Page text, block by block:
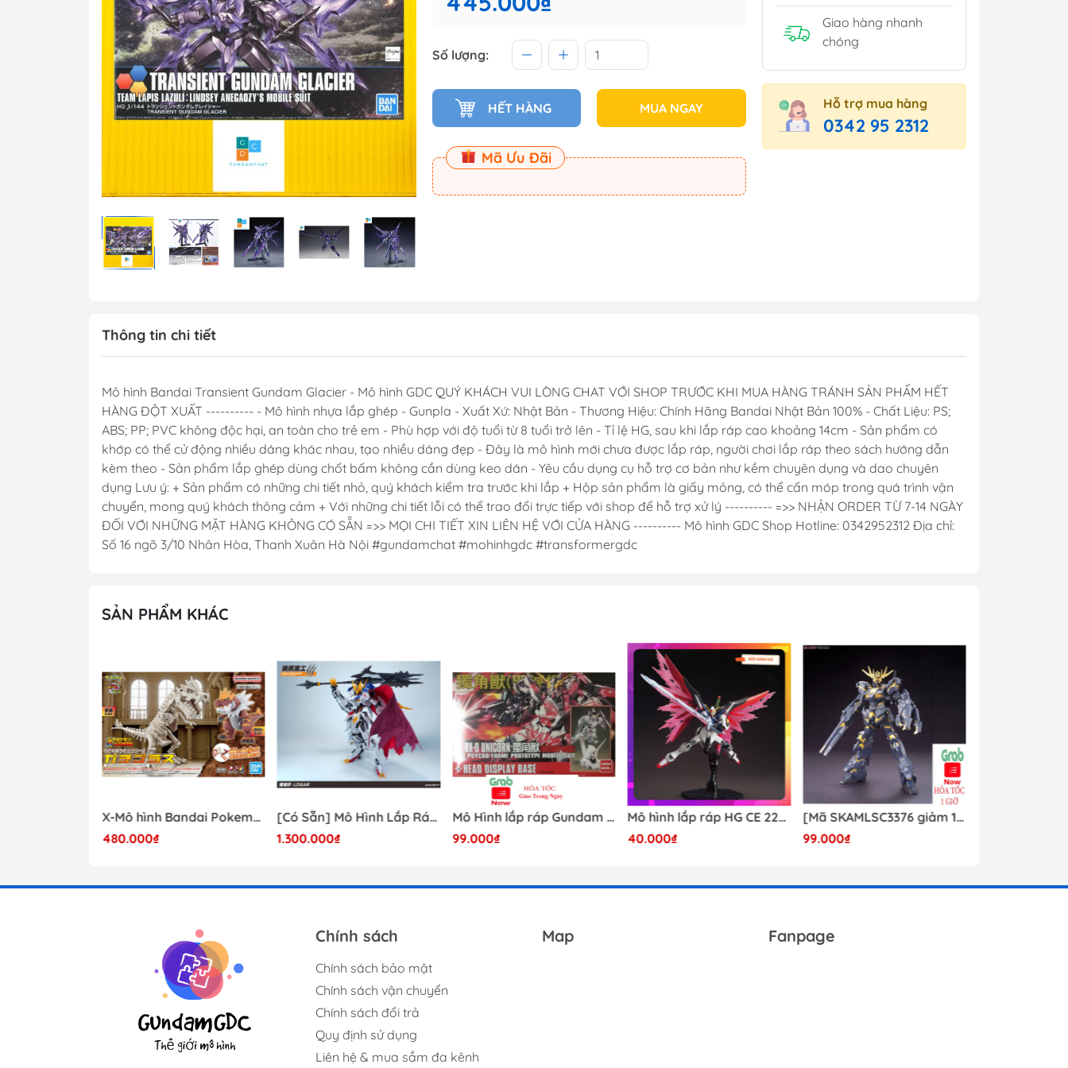
MG 1/100 Gundam (Master
Grade)
MGEX Gundam ( Master
Grade Ver.ka)
PG Gundam (Perfect
Grade)
Mega Size Gundam
Gundam Bandai
Gundam Daban
Gundam Jijia
Dụng Cụ Stedi
Sơn Jumpwind
Dụng Cụ Ustar - Phụ Kiện
Mô Hình
Phụ kiện Tamiya
Bút kẻ ( tô, bút lông, cọ)
Sơn, Dụng Cụ Mr Hobby
Sơn Sunin 7
Sơn Gaia
Số lượng:
HẾT HÀNG MUA NGAY
Mã Ưu Đãi
Giao hàng nhanh
chóng
Hỗ trợ mua hàng
0342 95 2312
Thông tin chi tiết
Mô hình Bandai Transient Gundam Glacier - Mô hình GDC QUÝ KHÁCH VUI LÒNG CHAT VỚI SHOP TRƯỚC KHI MUA HÀNG TRÁNH SẢN PHẨM HẾT
HÀNG ĐỘT XUẤT ---------- - Mô hình nhựa lắp ghép - Gunpla - Xuất Xứ: Nhật Bản - Thương Hiệu: Chính Hãng Bandai Nhật Bản 100% - Chất Liệu: PS;
ABS; PP; PVC không độc hại, an toàn cho trẻ em - Phù hợp với độ tuổi từ 8 tuổi trở lên - Tỉ lệ HG, sau khi lắp ráp cao khoảng 14cm - Sản phẩm có
khớp có thể cử động nhiều dáng khác nhau, tạo nhiều dáng đẹp - Đây là mô hình mới chưa được lắp ráp, người chơi lắp ráp theo sách hướng dẫn
kèm theo - Sản phẩm lắp ghép dùng chốt bấm không cần dùng keo dán - Yêu cầu dụng cụ hỗ trợ cơ bản như kềm chuyên dụng và dao chuyên
dụng Lưu ý: + Sản phẩm có những chi tiết nhỏ, quý khách kiểm tra trước khi lắp + Hộp sản phẩm là giấy mỏng, có thể cấn móp trong quá trình vận
chuyển, mong quý khách thông cảm + Với những chi tiết lỗi có thể trao đổi trực tiếp với shop để hỗ trợ xử lý ---------- =>> NHẬN ORDER TỪ 7-14 NGÀY
ĐỐI VỚI NHỮNG MẶT HÀNG KHÔNG CÓ SẴN =>> MỌI CHI TIẾT XIN LIÊN HỆ VỚI CỬA HÀNG ---------- Mô hình GDC Shop Hotline: 0342952312 Địa chỉ:
Số 16 ngõ 3/10 Nhân Hòa, Thanh Xuân Hà Nội #gundamchat #mohinhgdc #transformergdc
SẢN PHẨM KHÁC
X-Mô hình Bandai Pokemon PLAMO COLLECTION Fossil Pokemon Series Tyrantrum
480.000₫
[Có Sẵn] Mô Hình Lắp Ráp 1/60 Barbatos Logar Wolf Remains Meavy Industries
1.300.000₫
Mô Hình lắp ráp Gundam HG RX-0 Unicorn Gundam Destroy Mode 100 Daban
99.000₫
Mô hình lắp ráp HG CE 224 Destiny Revive Daban [TẶNG WING EFFECT]
40.000₫
[Mã SKAMLSC3376 giảm 10% đơn 100K] Mô Hình lắp ráp Gundam HG Unicorn Gundam 02 Banshee (Destroy Mode) 134 Daban
99.000₫
Chính sách
Chính sách bảo mật
Chính sách vận chuyển
Chính sách đổi trả
Quy định sử dụng
Liên hệ & mua sắm đa kênh
Map Fanpage